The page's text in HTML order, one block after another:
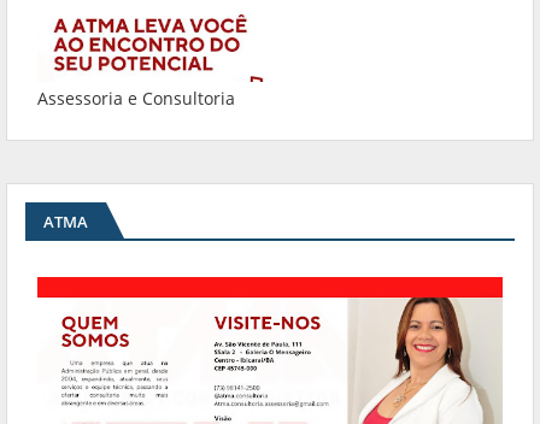
Assessoria e Consultoria
ATMA